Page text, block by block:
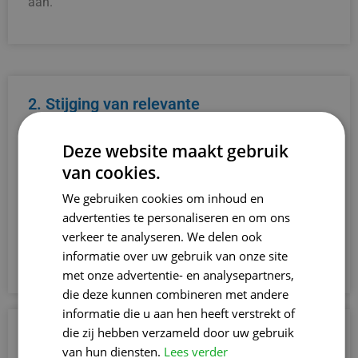
2. Stijging van relevante
websitebezoekers
onderneming verwijzen, versterkt dit je online
reputatie. Zoekmachines en bezoekers zien jouw
bedrijf hierdoor als betrouwbaar, waardoor je
geloofwaardigheid en zichtbaarheid aanzienlijk
stijgen. Kies voor een professioneel Linkbuilding
Bureau Gent!
3. Verhoogde geloofwaardigheid online
Wanneer autoritaire websites vanuit Gent naar jouw
Deze website maakt gebruik
van cookies.
We gebruiken cookies om inhoud en
advertenties te personaliseren en om ons
verkeer te analyseren. We delen ook
informatie over uw gebruik van onze site
met onze advertentie- en analysepartners,
die deze kunnen combineren met andere
informatie die u aan hen heeft verstrekt of
die zij hebben verzameld door uw gebruik
van hun diensten. Lees verder